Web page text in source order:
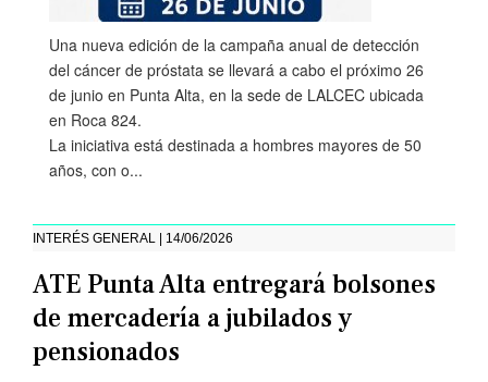
Una nueva edición de la campaña anual de detección
del cáncer de próstata se llevará a cabo el próximo 26
de junio en Punta Alta, en la sede de LALCEC ubicada
en Roca 824.
La iniciativa está destinada a hombres mayores de 50
años, con o...
INTERÉS GENERAL | 14/06/2026
ATE Punta Alta entregará bolsones
de mercadería a jubilados y
pensionados